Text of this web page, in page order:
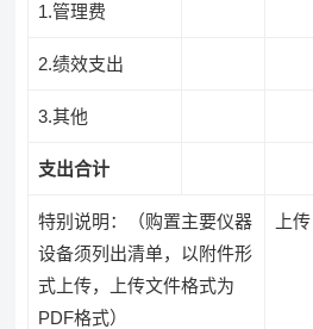
1.管理费
2.绩效支出
3.其他
支出合计
特别说明：（购置主要仪器
设备须列出清单，以附件形
式上传，上传文件格式为
PDF格式）
上传